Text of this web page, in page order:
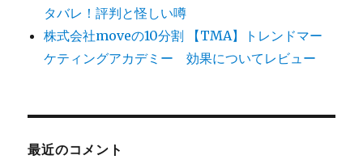
タバレ！評判と怪しい噂
株式会社moveの10分割 【TMA】トレンドマー
ケティングアカデミー 効果についてレビュー
最近のコメント